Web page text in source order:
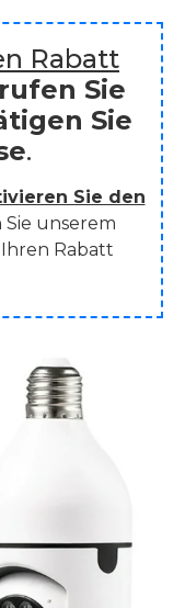
Rabatt
rufen Sie
Sie
.
Sie den
unserem
Rabatt